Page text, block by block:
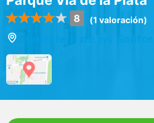
8 (1 valoración)